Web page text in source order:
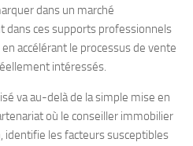
dans un marché
dans ces supports professionnels
accélérant le processus de vente
intéressés.
va au-delà de la simple mise en
où le conseiller immobilier
identifie les facteurs susceptibles